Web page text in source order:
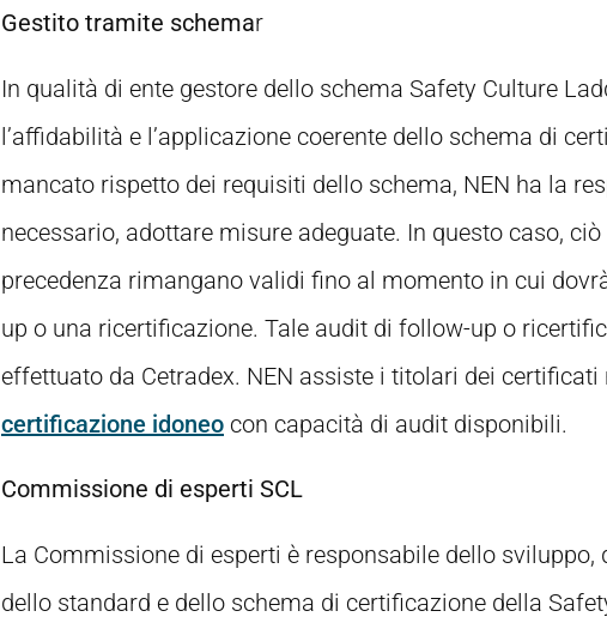
Gestito tramite schemar
In qualità di ente gestore dello schema Safety Culture
l’affidabilità e l’applicazione coerente dello schema di
mancato rispetto dei requisiti dello schema, NEN ha la
necessario, adottare misure adeguate. In questo caso,
precedenza rimangano validi fino al momento in cui
up o una ricertificazione. Tale audit di follow-up o
effettuato da Cetradex. NEN assiste i titolari dei certificati
certificazione idoneo con capacità di audit disponibili.
Commissione di esperti SCL
La Commissione di esperti è responsabile dello
dello standard e dello schema di certificazione della